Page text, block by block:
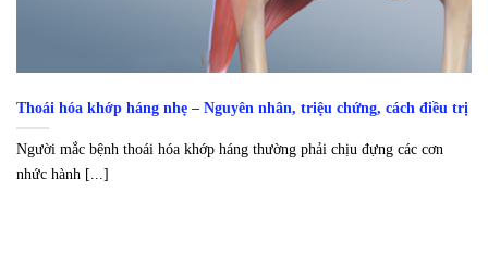
Thoái hóa khớp háng nhẹ – Nguyên nhân, triệu chứng, cách điều trị
Người mắc bệnh thoái hóa khớp háng thường phải chịu đựng các cơn
nhức hành [...]